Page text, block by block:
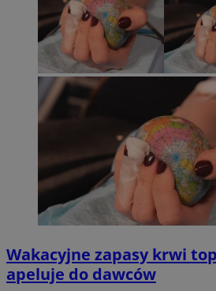
Wakacyjne zapasy krwi
apeluje do dawców